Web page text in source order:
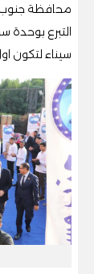
محافظة جنوب
التبرع بوحدة
سيناء لتكون